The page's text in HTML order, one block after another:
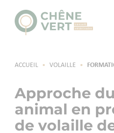
ACCUEIL • VOLAILLE •
Approche
animal en
de volaille